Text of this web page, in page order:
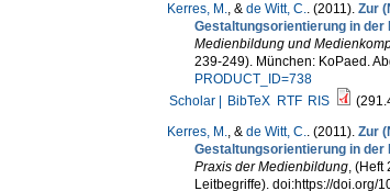
Kerres, M., & de Witt, C.. (2011). Zur
Gestaltungsorientierung in der
Medienbildung und
239-249). München: KoPaed.
PRODUCT_ID=738
Scholar |
BibTeX RTF RIS
Kerres, M., & de Witt, C.. (2011). Zur
Gestaltungsorientierung in der
Praxis der Medienbildung, (Heft
Leitbegriffe). doi:https://doi.org/